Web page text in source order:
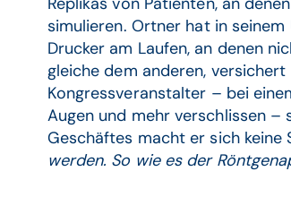
simulieren. Ortner hat in
Drucker am Laufen, an denen
gleiche dem anderen,
Kongressveranstalter – bei
Augen und mehr verschlissen –
Geschäftes macht er sich keine
werden. So wie es der